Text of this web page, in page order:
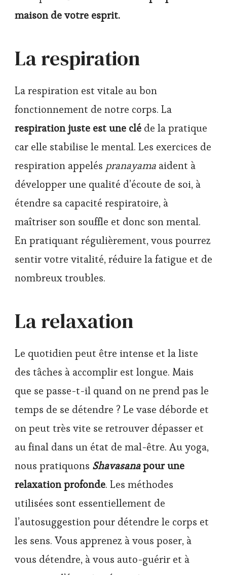
maison de votre esprit.
La respiration
La respiration est vitale au bon
fonctionnement de notre corps. La
respiration juste est une clé de la pratique
car elle stabilise le mental. Les exercices de
respiration appelés pranayama aident à
développer une qualité d’écoute de soi, à
étendre sa capacité respiratoire, à
maîtriser son souffle et donc son mental.
En pratiquant régulièrement, vous pourrez
sentir votre vitalité, réduire la fatigue et de
nombreux troubles.
La relaxation
Le quotidien peut être intense et la liste
des tâches à accomplir est longue. Mais
que se passe-t-il quand on ne prend pas le
temps de se détendre ? Le vase déborde et
on peut très vite se retrouver dépasser et
au final dans un état de mal-être. Au yoga,
nous pratiquons Shavasanapour une
relaxation profonde. Les méthodes
utilisées sont essentiellement de
l’autosuggestion pour détendre le corps et
les sens. Vous apprenez à vous poser, à
vous détendre, à vous auto-guérir et à